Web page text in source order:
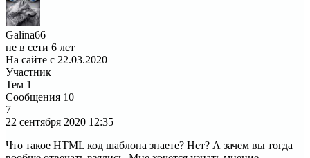
Galina66
не в сети 6 лет
На сайте с 22.03.2020
Участник
Тем 1
Сообщения 10
7
22 сентября 2020 12:35
Что такое HTML код шаблона знаете? Нет? А зачем вы тогда